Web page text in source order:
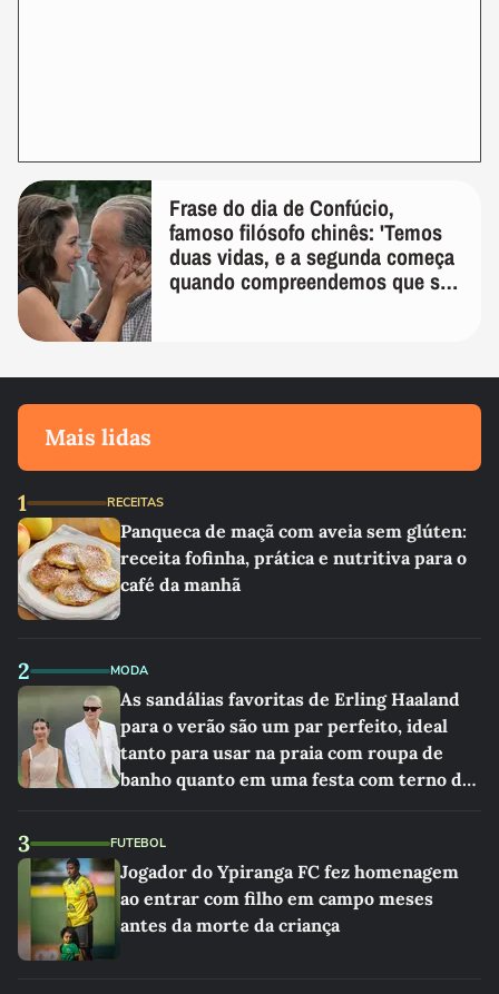
Frase do dia de Confúcio,
famoso filósofo chinês: 'Temos
duas vidas, e a segunda começa
quando compreendemos que só
Mais lidas
1 RECEITAS
Panqueca de maçã com aveia sem glúten:
receita fofinha, prática e nutritiva para o
café da manhã
2 MODA
As sandálias favoritas de Erling Haaland
para o verão são um par perfeito, ideal
tanto para usar na praia com roupa de
banho quanto em uma festa com terno de
3 FUTEBOL
Jogador do Ypiranga FC fez homenagem
ao entrar com filho em campo meses
antes da morte da criança